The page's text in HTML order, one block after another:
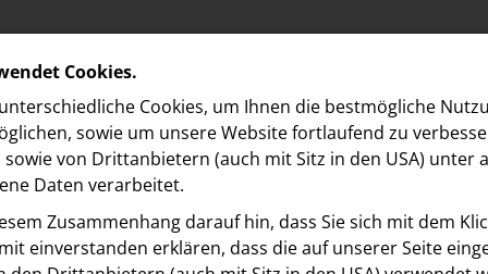
Cookies.
Cookies, um Ihnen die best­mögliche
sowie um unsere Website fortlaufend zu
von Drittanbietern (auch mit Sitz in den USA) unter
Daten verarbeitet.
Zusammenhang darauf hin, dass Sie sich mit dem
ein­ver­standen erklären, dass die auf unserer Seite